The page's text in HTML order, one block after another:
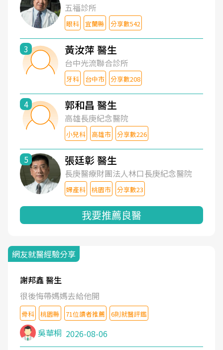
五福診所
眼科 宜蘭縣 分享數542
3 黃汝萍 醫生
台中光流聯合診所
牙科 台中市 分享數208
4 郭和昌 醫生
高雄長庚紀念醫院
小兒科 高雄市 分享數226
5 張廷彰 醫生
長庚醫療財團法人林口長庚紀念醫院
婦產科 桃園市 分享數23
我要推薦良醫
網友就醫經驗分享
謝邦鑫 醫生
很後悔帶媽媽去給他開
骨科 桃園縣 71位讀者推薦 6則就醫評鑑
吳華桐 2026-08-06